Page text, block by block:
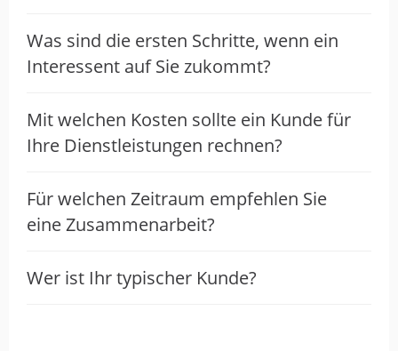
zu empfehlen! Nicht nur bei akuten
Problemen sondern generell auch bei
dem Wunsch nach Skalierung oder
Was sind die ersten Schritte, wenn ein
Interessent auf Sie zukommt?
Mit welchen Kosten sollte ein Kunde für
Ihre Dienstleistungen rechnen?
Für welchen Zeitraum empfehlen Sie
eine Zusammenarbeit?
Wer ist Ihr typischer Kunde?